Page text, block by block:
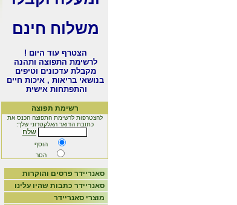
משלוח חינם
הצטרף עוד היום !
לרשימת התפוצה ותהנה
מקבלת עדכונים וטיפים
בנושאי בריאות , איכות חיים
והתפתחות אישית
רשימת תפוצה
להצטרפות לרשימת התפוצה הכנס את
כתובת הדואר האלקטרוני שלך:
שלח
הוסף
הסר
סאנריידר פרסים והוקרות
סאנריידר כתבות שהיו עלינו
מוצרי סאנריידר